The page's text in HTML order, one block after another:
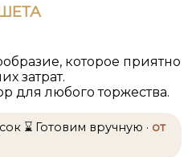
которое приятно
затрат.
для любого торжества.
⌛ Готовим вручную · от